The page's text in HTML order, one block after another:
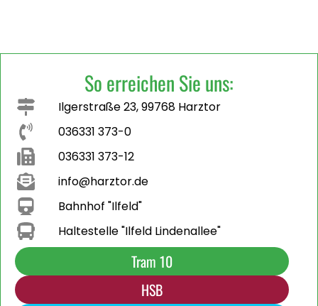
So erreichen Sie uns:
Ilgerstraße 23, 99768 Harztor
036331 373-0
036331 373-12
info@harztor.de
Bahnhof "Ilfeld"
Haltestelle "Ilfeld Lindenallee"
Tram 10
HSB